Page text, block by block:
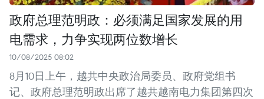
政府总理范明政：必须满足国家发展的用
电需求，力争实现两位数增长
10/08/2025 08:02
8月10日上午，越共中央政治局委员、政府党组书
记、政府总理范明政出席了越共越南电力集团第四次